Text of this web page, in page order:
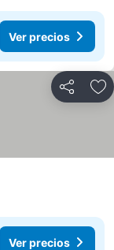
Ver precios
Compartir
Ver precios